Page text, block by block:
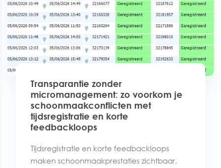
Transparantie zonder
micromanagement: zo voorkom je
schoonmaakconflicten met
tijdsregistratie en korte
feedbackloops
Tijdsregistratie en korte feedbackloops
maken schoonmaakprestaties zichtbaar,